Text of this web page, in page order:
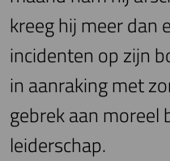
kreeg hij meer dan
incidenten op zijn
in aanraking met
gebrek aan moreel
leiderschap.